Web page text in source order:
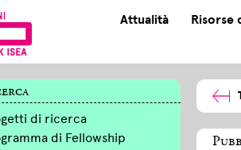
Attualità Risorse
di ricerca
di Fellowship